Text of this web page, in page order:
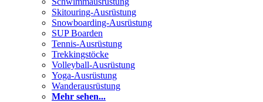
Skitouring-Ausrüstung
Snowboarding-Ausrüstung
SUP Boarden
Tennis-Ausrüstung
Trekkingstöcke
Volleyball-Ausrüstung
Yoga-Ausrüstung
Wanderausrüstung
Mehr sehen...